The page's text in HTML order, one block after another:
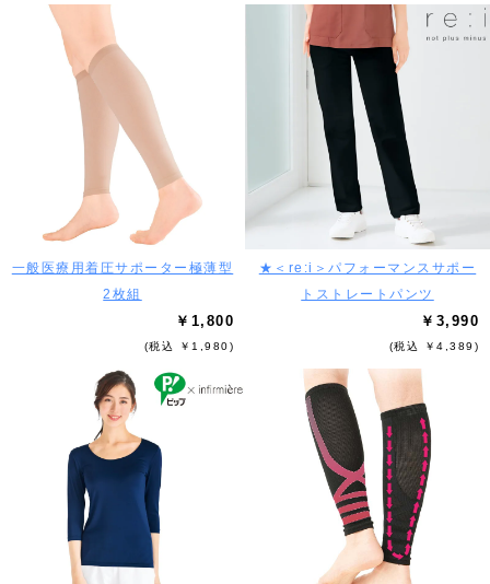
一般医療用着圧サポーター極薄型
2枚組
￥1,800
(税込 ￥1,980)
★＜re:i＞パフォーマンスサポー
トストレートパンツ
￥3,990
(税込 ￥4,389)